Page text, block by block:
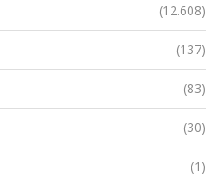
(12.608)
(137)
(83)
(30)
(1)